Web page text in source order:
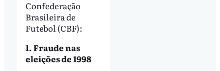
Confederação
Brasileira de
Futebol (CBF):
1. Fraude nas
eleições de 1998